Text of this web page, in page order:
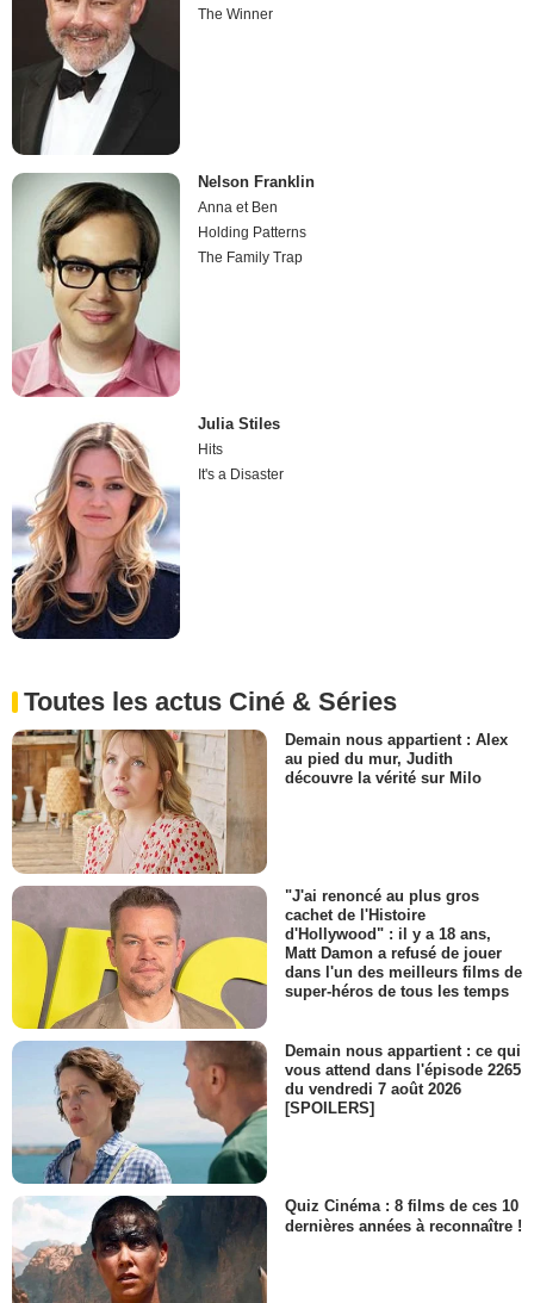
The Winner
Nelson Franklin
Anna et Ben
Holding Patterns
The Family Trap
Julia Stiles
Hits
It's a Disaster
Toutes les actus Ciné & Séries
Demain nous appartient : Alex
au pied du mur, Judith
découvre la vérité sur Milo
"J'ai renoncé au plus gros
cachet de l'Histoire
d'Hollywood" : il y a 18 ans,
Matt Damon a refusé de jouer
dans l'un des meilleurs films de
super-héros de tous les temps
Demain nous appartient : ce qui
vous attend dans l'épisode 2265
du vendredi 7 août 2026
[SPOILERS]
Quiz Cinéma : 8 films de ces 10
dernières années à reconnaître !